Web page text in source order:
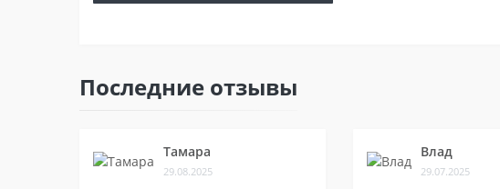
Последние отзывы
Тамара
29.08.2025
Влад
29.07.2025